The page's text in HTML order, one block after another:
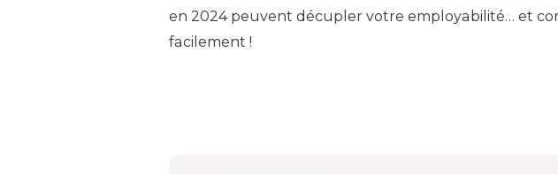
en 2024 peuvent décupler votre employabilité… et
facilement !